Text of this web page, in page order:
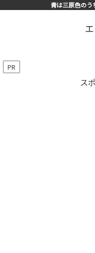
青は三原色のう
PR
ス